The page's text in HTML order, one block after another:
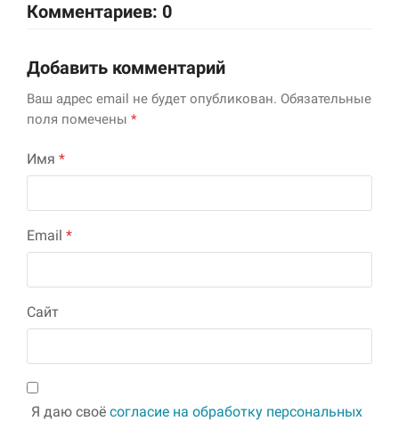
Комментариев: 0
Добавить комментарий
Ваш адрес email не будет опубликован. Обязательные
поля помечены *
Имя *
Email *
Сайт
Я даю своё согласие на обработку персональных